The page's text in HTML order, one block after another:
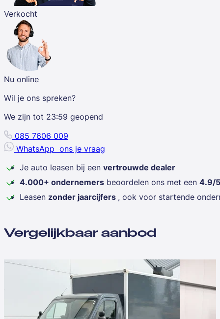
Verkocht
Nu online
Wil je ons spreken?
We zijn tot 23:59 geopend
085 7606 009
WhatsApp ons je vraag
Je auto leasen bij een vertrouwde dealer
4.000+ ondernemers beoordelen ons met een 4.9/5
Leasen zonder jaarcijfers , ook voor startende
Vergelijkbaar aanbod